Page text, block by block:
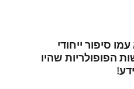
עמו סיפור ייחודי
הפופולריות שהיו